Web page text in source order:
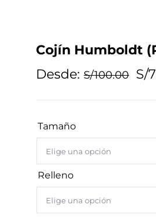
Cojín Humboldt
Desde:S/100.00 S/
Tamaño
Relleno